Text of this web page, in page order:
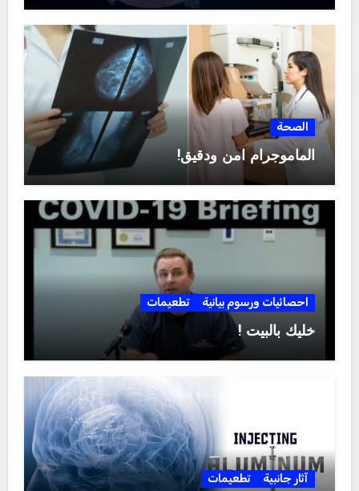
الصحة
الماموجرام آمن ودقيق!
احصائيات ورسوم بيانية تطعيمات
خليك بالبيت !
آثار جانبية تطعيمات